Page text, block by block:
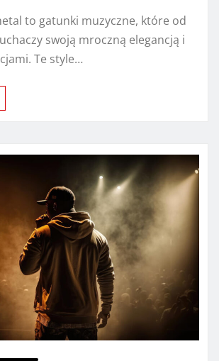
to gatunki muzyczne, które od
swoją mroczną elegancją i
Te style…